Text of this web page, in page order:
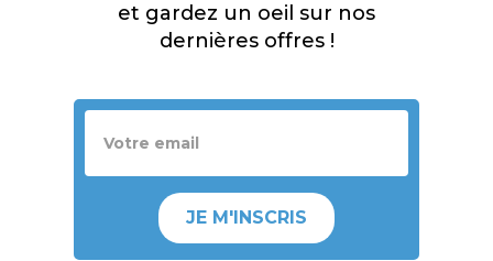
et gardez un oeil sur nos
dernières offres !
JE M'INSCRIS